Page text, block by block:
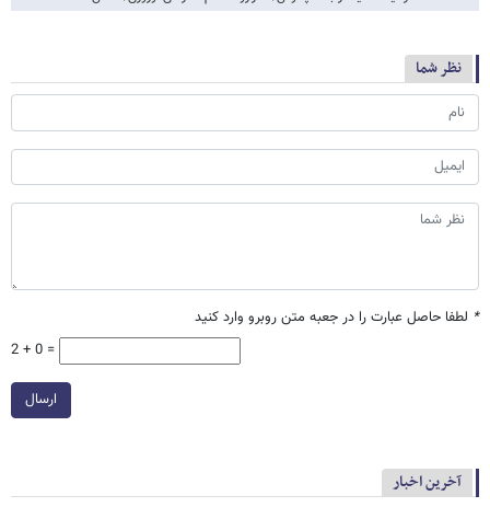
نظر شما
* لطفا حاصل عبارت را در جعبه متن روبرو وارد کنید
2 + 0 =
ارسال
آخرین اخبار